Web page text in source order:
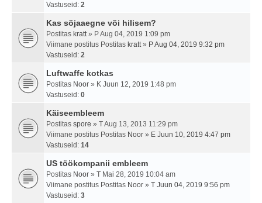
Vastuseid: 2
Kas sõjaaegne või hilisem?
Postitas kratt» P Aug 04, 2019 1:09 pm
Viimane postitus Postitas kratt» P Aug 04, 2019 9:32 pm
Vastuseid: 2
Luftwaffe kotkas
Postitas Noor » K Juun 12, 2019 1:48 pm
Vastuseid: 0
Käiseembleem
Postitas spore » T Aug 13, 2013 11:29 pm
Viimane postitus Postitas Noor » E Juun 10, 2019 4:47 pm
Vastuseid: 14
US töökompanii embleem
Postitas Noor » T Mai 28, 2019 10:04 am
Viimane postitus Postitas Noor » T Juun 04, 2019 9:56 pm
Vastuseid: 3